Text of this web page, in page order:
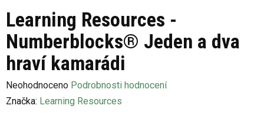
Learning Resources -
Numberblocks® Jeden a dva
hraví kamarádi
Průměrné
hodnocení
Neohodnoceno Podrobnosti hodnocení
Značka: Learning Resources